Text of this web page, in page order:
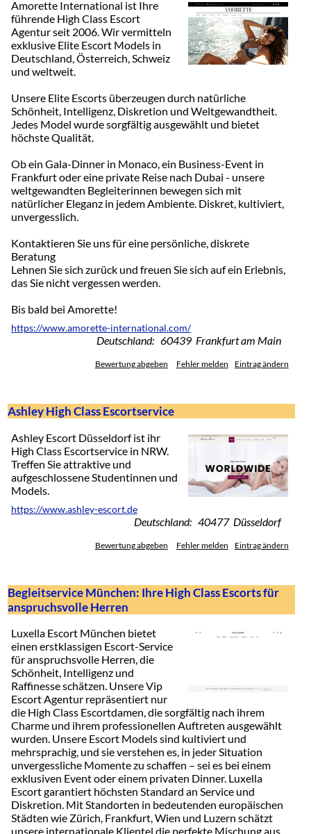
Amorette International ist Ihre
führende High Class Escort
Agentur seit 2006. Wir vermitteln
exklusive Elite Escort Models in
Deutschland, Österreich, Schweiz
und weltweit.
Unsere Elite Escorts überzeugen durch natürliche
Schönheit, Intelligenz, Diskretion und Weltgewandtheit.
Jedes Model wurde sorgfältig ausgewählt und bietet
höchste Qualität.
Ob ein Gala-Dinner in Monaco, ein Business-Event in
Frankfurt oder eine private Reise nach Dubai - unsere
weltgewandten Begleiterinnen bewegen sich mit
natürlicher Eleganz in jedem Ambiente. Diskret, kultiviert,
unvergesslich.
Kontaktieren Sie uns für eine persönliche, diskrete
Beratung
Lehnen Sie sich zurück und freuen Sie sich auf ein Erlebnis,
das Sie nicht vergessen werden.
Bis bald bei Amorette!
https://www.amorette-international.com/
Deutschland: 60439 Frankfurt am Main
Bewertung abgeben Fehler melden Eintrag ändern
Ashley High Class Escortservice
Ashley Escort Düsseldorf ist ihr
High Class Escortservice in NRW.
Treffen Sie attraktive und
aufgeschlossene Studentinnen und
Models.
https://www.ashley-escort.de
Deutschland: 40477 Düsseldorf
Bewertung abgeben Fehler melden Eintrag ändern
Begleitservice München: Ihre High Class Escorts für
anspruchsvolle Herren
Luxella Escort München bietet
einen erstklassigen Escort-Service
für anspruchsvolle Herren, die
Schönheit, Intelligenz und
Raffinesse schätzen. Unsere Vip
Escort Agentur repräsentiert nur
die High Class Escortdamen, die sorgfältig nach ihrem
Charme und ihrem professionellen Auftreten ausgewählt
wurden. Unsere Escort Models sind kultiviert und
mehrsprachig, und sie verstehen es, in jeder Situation
unvergessliche Momente zu schaffen – sei es bei einem
exklusiven Event oder einem privaten Dinner. Luxella
Escort garantiert höchsten Standard an Service und
Diskretion. Mit Standorten in bedeutenden europäischen
Städten wie Zürich, Frankfurt, Wien und Luzern schätzt
unsere internationale Klientel die perfekte Mischung aus